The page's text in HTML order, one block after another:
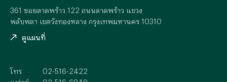
361 ซอยลาดพร้าว 122 ถนนลาดพร้าว แขวง
พลับพลา เขตวังทองหลาง กรุงเทพมหานคร 10310
ดูแผนที่
โทร
02-516-2422